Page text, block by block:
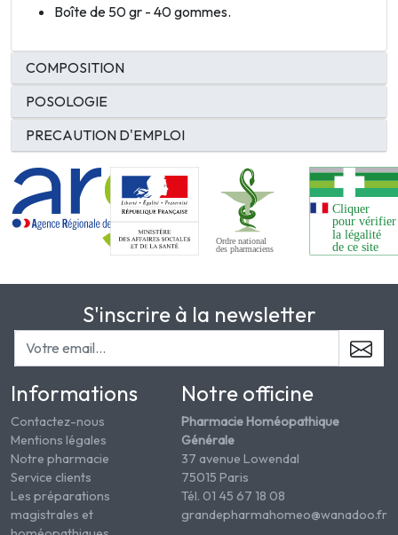
Boîte de 50 gr - 40 gommes.
COMPOSITION
POSOLOGIE
PRECAUTION D'EMPLOI
S'inscrire à la newsletter
Informations
Contactez-nous
Mentions légales
Notre pharmacie
Service clients
Les préparations
magistrales et
Notre officine
Pharmacie Homéopathique
Générale
37 avenue Lowendal
75015 Paris
Tél. 01 45 67 18 08
grandepharmahomeo@wanadoo.fr